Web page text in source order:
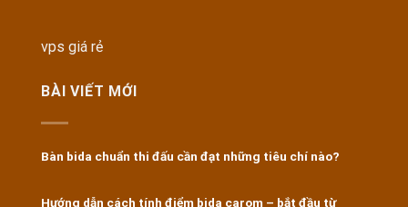
vps giá rẻ
BÀI VIẾT MỚI
Bàn bida chuẩn thi đấu cần đạt những tiêu chí nào?
Hướng dẫn cách tính điểm bida carom – bắt đầu từ